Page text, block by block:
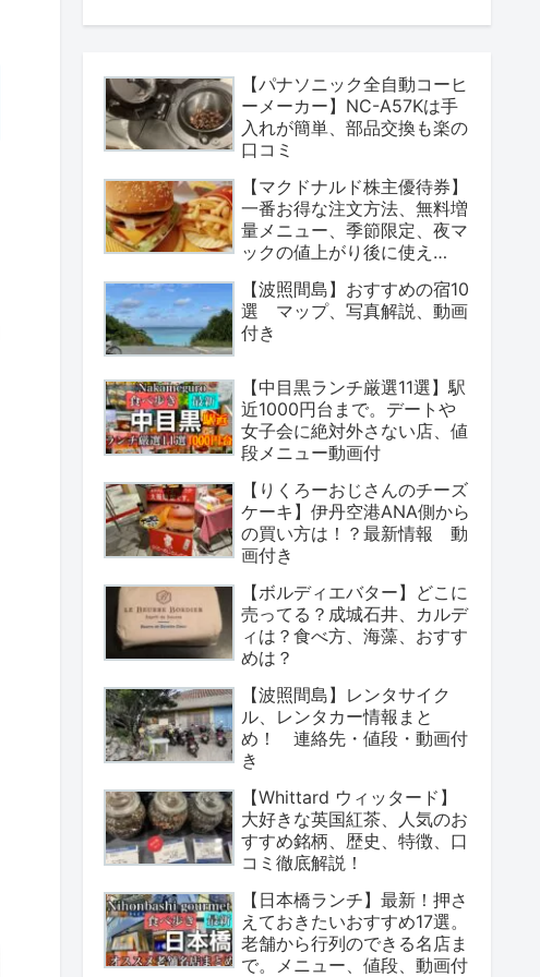
【パナソニック全自動コーヒ
ーメーカー】NC-A57Kは手
入れが簡単、部品交換も楽の
口コミ
【マクドナルド株主優待券】
一番お得な注文方法、無料増
量メニュー、季節限定、夜マ
ックの値上がり後に使え
【波照間島】おすすめの宿10
選 マップ、写真解説、動画
付き
【中目黒ランチ厳選11選】駅
近1000円台まで。デートや
女子会に絶対外さない店、値
段メニュー動画付
【りくろーおじさんのチーズ
ケーキ】伊丹空港ANA側から
の買い方は！？最新情報 動
画付き
【ボルディエバター】どこに
売ってる？成城石井、カルデ
ィは？食べ方、海藻、おすす
めは？
【波照間島】レンタサイク
ル、レンタカー情報まと
め！ 連絡先・値段・動画付
き
【Whittard ウィッタード】
大好きな英国紅茶、人気のお
すすめ銘柄、歴史、特徴、口
コミ徹底解説！
【日本橋ランチ】最新！押さ
えておきたいおすすめ17選。
老舗から行列のできる名店ま
で。メニュー、値段、動画付